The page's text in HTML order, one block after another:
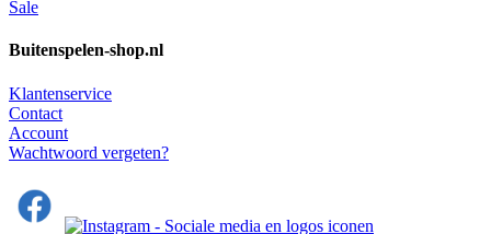
Sale
Buitenspelen-shop.nl
Klantenservice
Contact
Account
Wachtwoord vergeten?